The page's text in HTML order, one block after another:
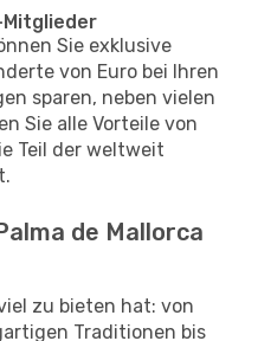
Sie exklusive
von Euro bei Ihren
sparen, neben vielen
Sie alle Vorteile von
Teil der weltweit
de Mallorca
zu bieten hat: von
Traditionen bis